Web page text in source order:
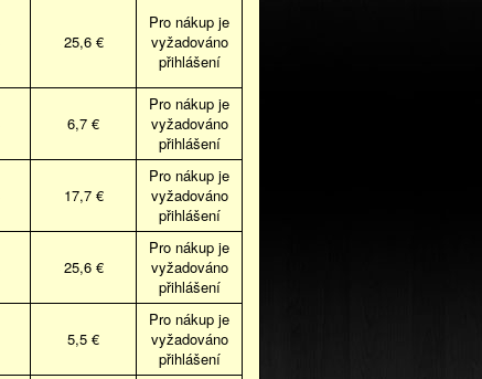
25,6 €
Pro nákup je
vyžadováno
přihlášení
6,7 €
Pro nákup je
vyžadováno
přihlášení
17,7 €
Pro nákup je
vyžadováno
přihlášení
25,6 €
Pro nákup je
vyžadováno
přihlášení
5,5 €
Pro nákup je
vyžadováno
přihlášení